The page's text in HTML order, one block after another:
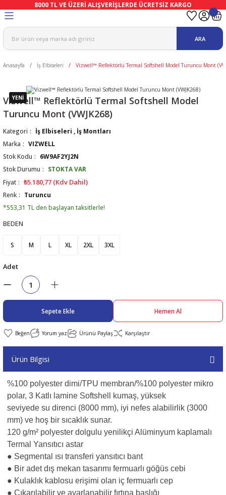
8000 TL VE ÜZERİ ALIŞVERİŞLERDE ÜCRETSİZ KARGO
Tulum
Eldivenler
Eldiven
Ve Vizör
Ekipmanları
ARA
Anasayfa İş Elbiseleri Vizwell™ Reflektörlü Termal Softshell Model Turuncu Mont
YENİ
Vizwell™ Reflektörlü Termal Softshell Model
Turuncu Mont (VWJK268)
Kategori İş Elbiseleri
İş Montları
Marka
VIZWELL
Stok Kodu
6W9AF2YJ2N
Stok Durumu
STOKTA VAR
Fiyat
₺5.180,77 (Kdv Dahil)
Renk
Turuncu
*553,31 TL den başlayan taksitlerle!
BEDEN
S M L XL 2XL 3XL
Adet
Sepete Ekle Hemen Al
Yorum yaz Ürünü Paylaş Karşılaştır
Ürün Bilgisi
%100 polyester dimi/TPU membran/%100 polyester mikro
polar, 3 Katlı lamine Softshell kumaş, yüksek
seviyede su direnci (8000 mm), iyi nefes alabilirlik (3000
mm) ve hoş bir sıcaklık sunar.
120 g/m² polyester dolgulu yenilikçi Alüminyum kaplamalı
Termal Yansıtıcı astar
● Segmental ısı transferi yansıtıcı bant
● Bir adet dış mekan tasarımı fermuarlı göğüs cebi
● Kulaklık kablosu erişimi olan iç fermuarlı cep
● Çıkarılabilir ve ayarlanabilir fırtına başlığı